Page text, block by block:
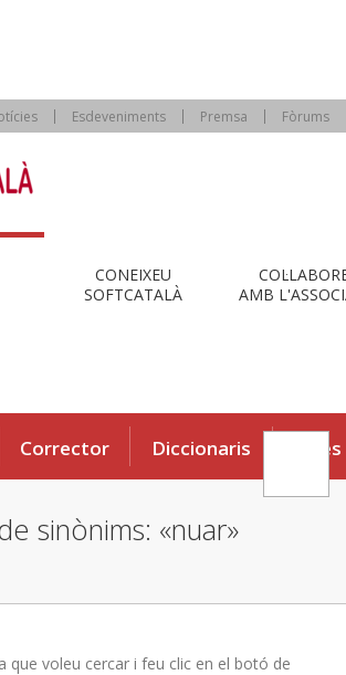
Esdeveniments Premsa Fòrums
CONEIXEU
SOFTCATALÀ
AMB
Corrector Diccionaris Eines
sinònims: «nuar»
que voleu cercar i feu clic en el botó de